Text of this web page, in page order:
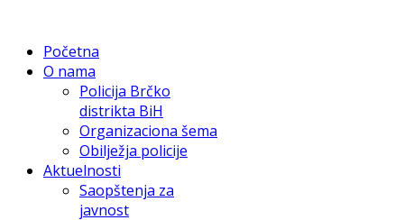
Početna
O nama
Policija Brčko
distrikta BiH
Organizaciona šema
Obilježja policije
Aktuelnosti
Saopštenja za
javnost